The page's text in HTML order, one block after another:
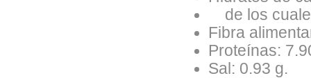
de los
Fibra
Proteínas:
Sal: 0.93 g.